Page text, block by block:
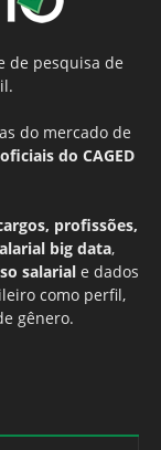
de pesquisa de
do mercado de
do CAGED
profissões,
big data,
salarial e dados
como perfil,
gênero.